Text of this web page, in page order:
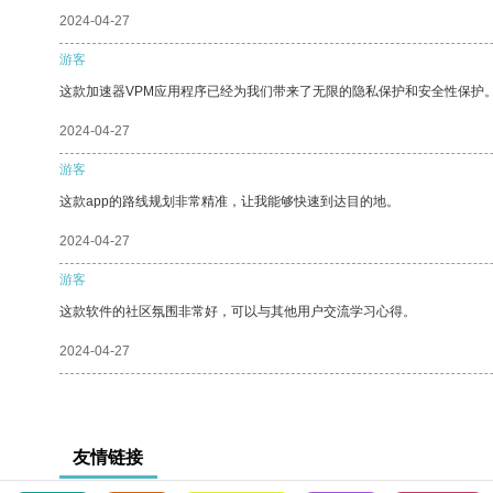
2024-04-27
游客
这款加速器VPM应用程序已经为我们带来了无限的隐私保护和安全性保护
2024-04-27
游客
这款app的路线规划非常精准，让我能够快速到达目的地。
2024-04-27
游客
这款软件的社区氛围非常好，可以与其他用户交流学习心得。
2024-04-27
友情链接